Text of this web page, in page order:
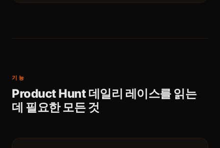
기능
Product Hunt 데일리 레이스를 읽는
데 필요한 모든 것